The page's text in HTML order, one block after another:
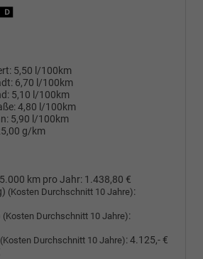
5,50 l/100km
6,70 l/100km
5,10 l/100km
4,80 l/100km
5,90 l/100km
g/km
km pro Jahr: 1.438,80 €
(Kosten Durchschnitt 10 Jahre):
(Kosten Durchschnitt 10 Jahre):
(Kosten Durchschnitt 10 Jahre):4.125,- €